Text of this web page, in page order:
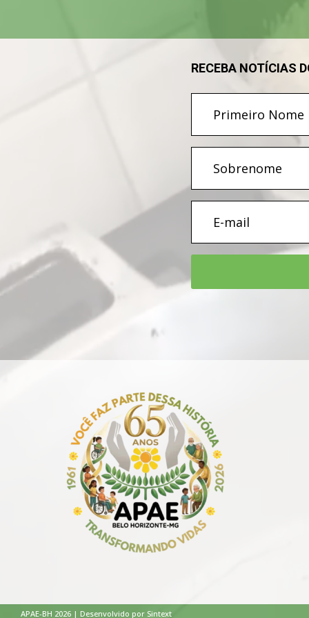
RECEBA NOTÍCIAS
APAE-BH 2026 | Desenvolvido por Sintext